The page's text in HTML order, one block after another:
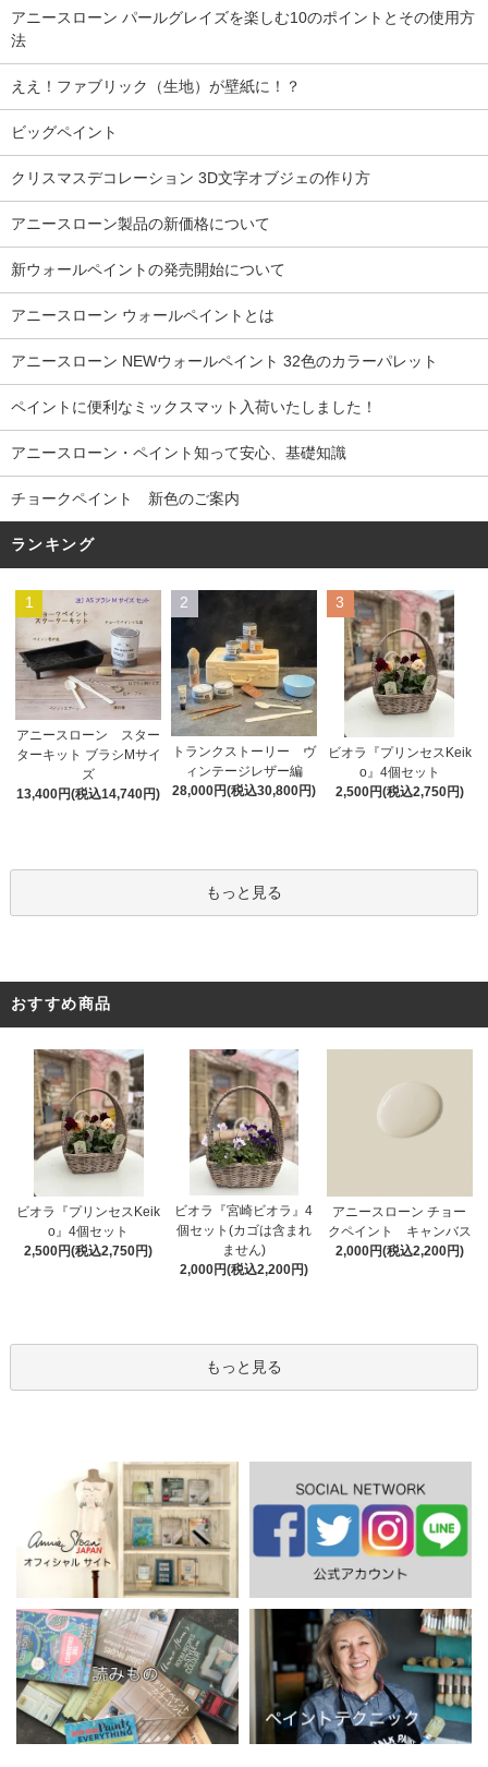
アニースローン パールグレイズを楽しむ10のポイントとその使用方
法
ええ！ファブリック（生地）が壁紙に！？
ビッグペイント
クリスマスデコレーション 3D文字オブジェの作り方
アニースローン製品の新価格について
新ウォールペイントの発売開始について
アニースローン ウォールペイントとは
アニースローン NEWウォールペイント 32色のカラーパレット
ペイントに便利なミックスマット入荷いたしました！
アニースローン・ペイント知って安心、基礎知識
チョークペイント 新色のご案内
ランキング
1
アニースローン スター
ターキット ブラシMサイ
ズ
13,400円(税込14,740円)
2
トランクストーリー ヴ
ィンテージレザー編
28,000円(税込30,800円)
3
ビオラ『プリンセスKeik
o』4個セット
2,500円(税込2,750円)
もっと見る
おすすめ商品
ビオラ『プリンセスKeik
o』4個セット
2,500円(税込2,750円)
ビオラ『宮崎ビオラ』4
個セット(カゴは含まれ
ません)
2,000円(税込2,200円)
アニースローン チョー
クペイント キャンバス
2,000円(税込2,200円)
もっと見る